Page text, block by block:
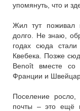
упомянуть, что и
Жил тут поживал
долго. Не знаю,
годах сюда
Квебека. Позже
Benoît вместе со
Франции и
Поселение
почты – это ещё